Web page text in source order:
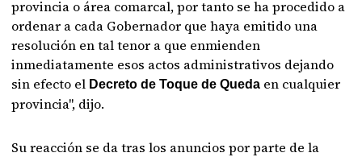
provincia o área comarcal, por tanto se ha procedido a
ordenar a cada Gobernador que haya emitido una
resolución en tal tenor a que enmienden
inmediatamente esos actos administrativos dejando
sin efecto el Decreto de Toque de Queda en cualquier
provincia", dijo.
Su reacción se da tras los anuncios por parte de la